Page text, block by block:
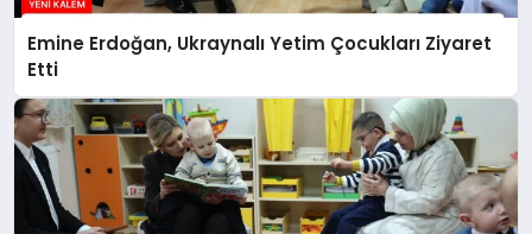
Kleen-Hy-Dro-Gen Inc., Sıfır Karbon
Emisyonlu Hidrojen Isıtma
Teknolojisinde ISO ve TSSA
Husiler Suudi Arabistan’daki Necran
Havalimanı’na İHA Saldırısı Düzenledi
Emine Erdoğan, Ukraynalı Yetim Çocukları Ziyaret
Etti